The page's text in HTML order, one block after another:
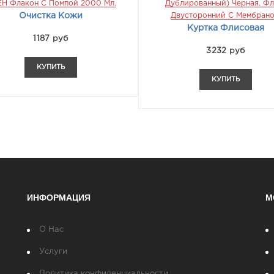
Флакон С Помпой 2000 Мл.
Очистка Кожи
1187 руб
КУПИТЬ
Дублированный) Черная.
Двусторонний С
Куртка Флисовая
3232 руб
КУПИТЬ
ИНФОРМАЦИЯ
О Нас
Услуги